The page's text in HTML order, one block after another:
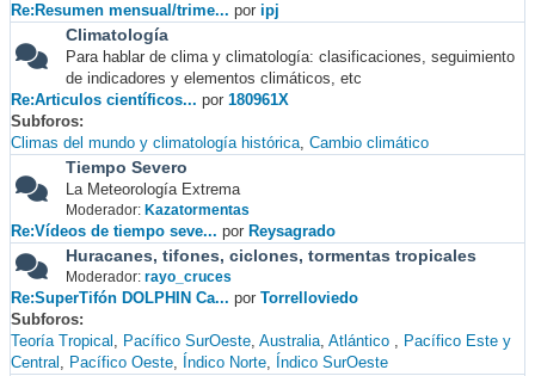
Re:Resumen mensual/trime... por ipj
Climatología
Para hablar de clima y climatología: clasificaciones, seguimiento
de indicadores y elementos climáticos, etc
Re:Articulos científicos... por 180961X
Subforos
Climas del mundo y climatología histórica Cambio climático
Tiempo Severo
La Meteorología Extrema
Moderador: Kazatormentas
Re:Vídeos de tiempo seve... por Reysagrado
Huracanes, tifones, ciclones, tormentas tropicales
Moderador: rayo_cruces
Re:SuperTifón DOLPHIN Ca... por Torrelloviedo
Subforos
Teoría Tropical
Pacífico SurOeste Australia Atlántico
Pacífico Este y
Central
Pacífico Oeste Índico Norte Índico SurOeste